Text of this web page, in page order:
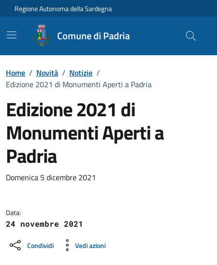
Vai ai contenuti
Vai al Footer
Regione Autonoma della Sardegna
Comune di Padria
Home / Novità / Notizie /
Edizione 2021 di Monumenti Aperti a Padria
Edizione 2021 di
Monumenti Aperti a
Padria
Dettagli della notizia
Domenica 5 dicembre 2021
Data:
24 novembre 2021
Condividi Vedi azioni